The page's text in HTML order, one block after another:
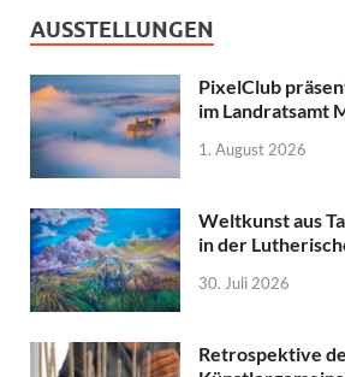
AUSSTELLUNGEN
PixelClub
im Landratsamt
1. August 2026
Weltkunst aus
in der
30. Juli 2026
Retrospektive